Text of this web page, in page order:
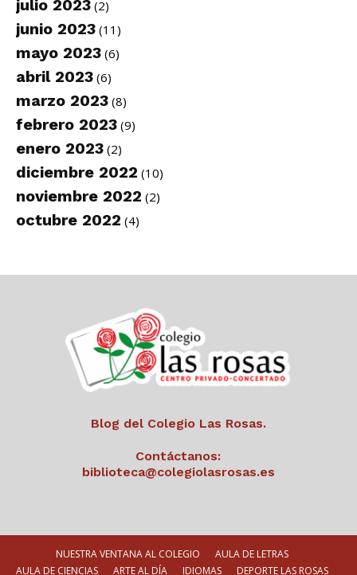
julio 2023 (2)
junio 2023 (11)
mayo 2023 (6)
abril 2023 (6)
marzo 2023 (8)
febrero 2023 (9)
enero 2023 (2)
diciembre 2022 (10)
noviembre 2022 (2)
octubre 2022 (4)
Blog del Colegio Las Rosas.
Contáctanos:
biblioteca@colegiolasrosas.es
NUESTRA VENTANA AL COLEGIO
AULA DE LETRAS
AULA DE CIENCIAS
ARTE AL DÍA IDIOMAS DEPORTE LAS ROSAS